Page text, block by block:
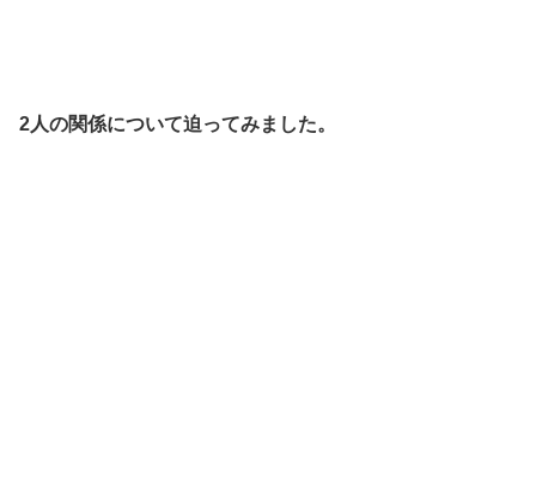
2人の関係について迫ってみました。